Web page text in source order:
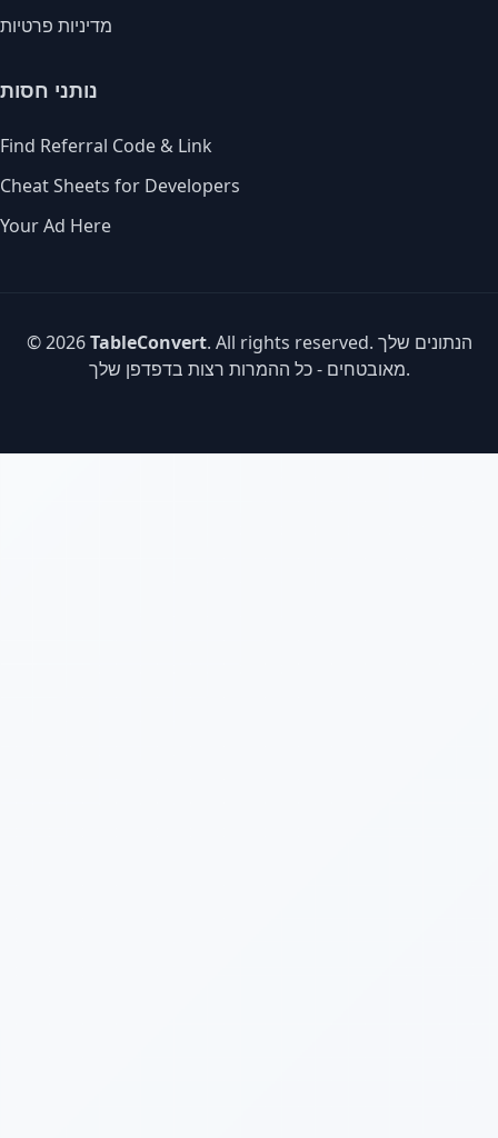
מדיניות פרטיות
נותני חסות
Find Referral Code & Link
Cheat Sheets for Developers
Your Ad Here
© 2026TableConvert. All rights reserved. הנתונים שלך
מאובטחים - כל ההמרות רצות בדפדפן שלך.